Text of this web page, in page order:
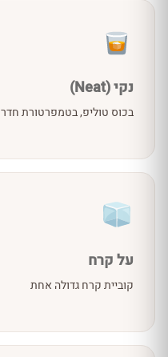
נקי (Neat)
בכוס טוליפ, בטמפרטורת חדר
על קרח
קוביית קרח גדולה אחת